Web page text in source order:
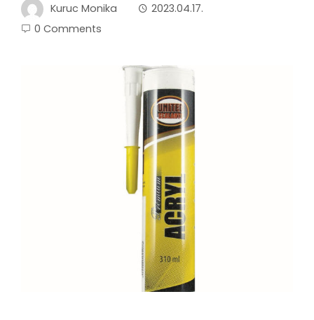
Kuruc Monika
2023.04.17.
0 Comments